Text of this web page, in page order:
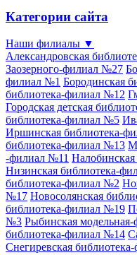
Категории сайта
Наши филиалы ▼
Александровская
Заозерного-филиал №27
филиал №1 Бородинская
библиотека-филиал №12
Городская детская
библиотека-филиал №5
Иршинская библиотека-
библиотека-филиал №13
-филиал №11
Низинская библиотека-
библиотека-филиал №2
№17 Новосолянская
библиотека-филиал №19
№3 Рыбинская
библиотека-филиал №14
Снегиревская